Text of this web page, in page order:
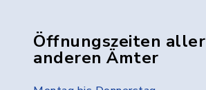
Öffnungszeiten aller
anderen Ämter